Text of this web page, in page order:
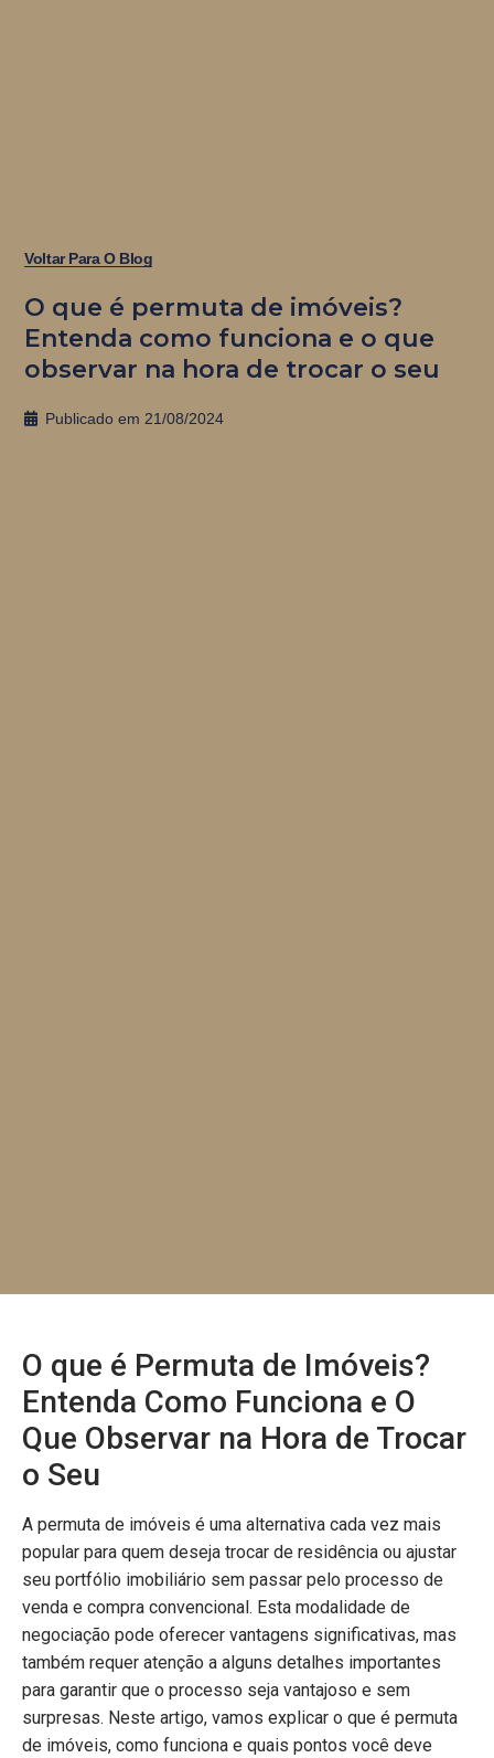
Voltar Para O Blog
O que é permuta de imóveis?
Entenda como funciona e o que
observar na hora de trocar o seu
Publicado em 21/08/2024
O que é Permuta de Imóveis?
Entenda Como Funciona e O
Que Observar na Hora de Trocar
o Seu
A permuta de imóveis é uma alternativa cada vez mais
popular para quem deseja trocar de residência ou ajustar
seu portfólio imobiliário sem passar pelo processo de
venda e compra convencional. Esta modalidade de
negociação pode oferecer vantagens significativas, mas
também requer atenção a alguns detalhes importantes
para garantir que o processo seja vantajoso e sem
surpresas. Neste artigo, vamos explicar o que é permuta
de imóveis, como funciona e quais pontos você deve